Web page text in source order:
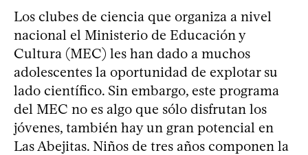
Los clubes de ciencia que organiza a nivel
nacional el Ministerio de Educación y
Cultura (MEC) les han dado a muchos
adolescentes la oportunidad de explotar su
lado científico. Sin embargo, este programa
del MEC no es algo que sólo disfrutan los
jóvenes, también hay un gran potencial en
Las Abejitas. Niños de tres años componen la